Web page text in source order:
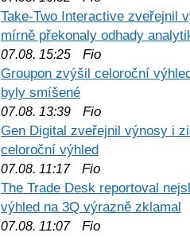
Take-Two Interactive zveřejnil
mírně překonaly odhady
07.08. 15:25 Fio
Groupon zvýšil celoroční
byly smíšené
07.08. 13:39 Fio
Gen Digital zveřejnil výnosy i
celoroční výhled
07.08. 11:17Fio
The Trade Desk reportoval
výhled na 3Q výrazně zklamal
07.08. 11:07Fio